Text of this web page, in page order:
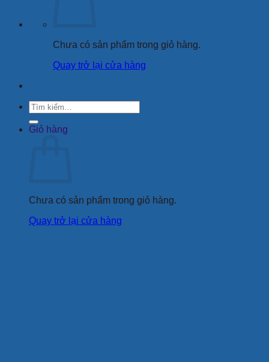
Chưa có sản phẩm trong giỏ hàng.
Quay trở lại cửa hàng
Tìm
kiếm:
Giỏ hàng
Chưa có sản phẩm trong giỏ hàng.
Quay trở lại cửa hàng